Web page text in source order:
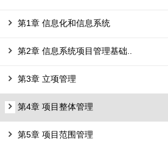
第1章 信息化和信息系统
第2章 信息系统项目管理基础..
第3章 立项管理
第4章 项目整体管理
第5章 项目范围管理